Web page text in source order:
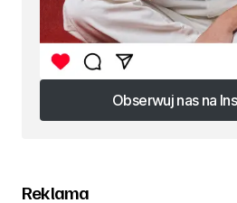
Obserwuj nas na
Obserwuj nas na
Reklama